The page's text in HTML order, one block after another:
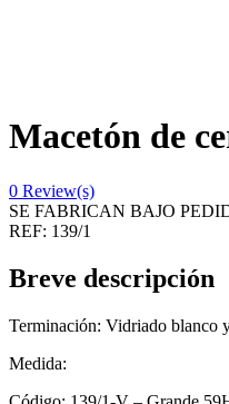
Macetón de
0 Review(s)
SE FABRICAN BAJO
REF: 139/1
Breve descripción
Terminación: Vidriado blanco
Medida: